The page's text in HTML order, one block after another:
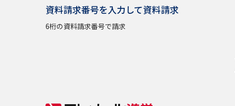
資料請求番号を入力して資料請求
6桁の資料請求番号で請求